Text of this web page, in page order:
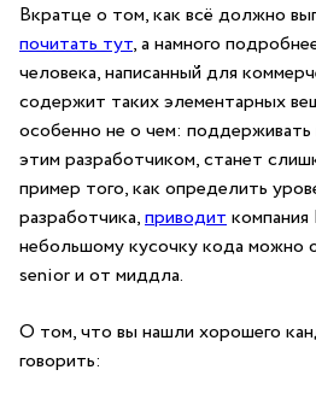
Вкратце о том, как всё должно
почитать тут, а намного
человека, написанный для
содержит таких элементарных
особенно не о чем:
этим разработчиком, станет
пример того, как определить
разработчика,приводит
небольшому кусочку кода можно
senior и от миддла.
О том, что вы нашли хорошего
говорить: